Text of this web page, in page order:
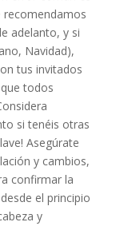
recomendamos
adelanto, y si
Navidad),
tus invitados
todos
si tenéis otras
Asegúrate
y cambios,
confirmar la
el principio
y